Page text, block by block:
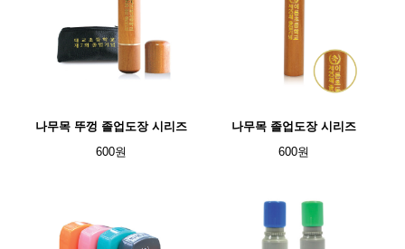
나무목 뚜껑 졸업도장 시리즈
600원
나무목 졸업도장 시리즈
600원